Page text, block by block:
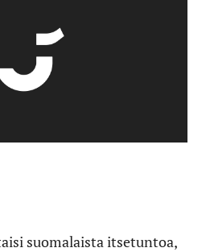
suomalaista itsetuntoa,